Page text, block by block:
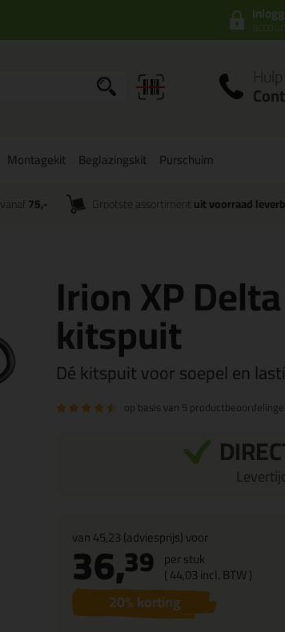
Montagekit Beglazingskit Purschuim
vanaf 75,- Grootste assortiment uit voorraad
Irion XP
kitspuit
Dé kitspuit voor soepel en
op basis van 5
van45,23(adviesprijs) voor
36,39 per stuk
(44,03incl. BTW )
20% korting